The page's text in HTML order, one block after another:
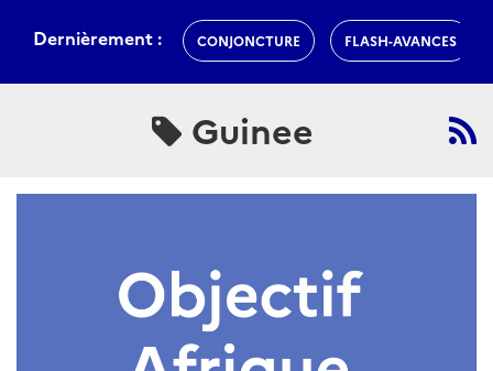
Dernièrement : CONJONCTURE FLASH-AVANCES
Guinee